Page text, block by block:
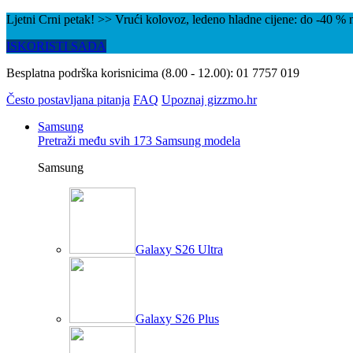
Ljetni Crni petak! >> Vrući kolovoz, ledeno hladne cijene: do -40 %
ISKORISTI SADA
Besplatna podrška korisnicima (8.00 - 12.00): 01 7757 019
Često postavljana pitanja FAQ Upoznaj gizzmo.hr
Samsung
Pretraži među svih 173 Samsung modela
Samsung
Galaxy S26 Ultra
Galaxy S26 Plus